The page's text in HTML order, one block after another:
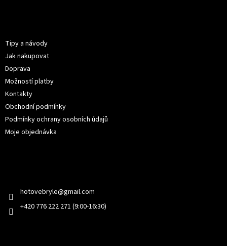
Tipy a návody
Jak nakupovat
Doprava
Možností platby
Kontakty
Obchodní podmínky
Podmínky ochrany osobních údajů
Moje objednávka
hotovebryle@gmail.com
+420 776 222 271 (9:00-16:30)